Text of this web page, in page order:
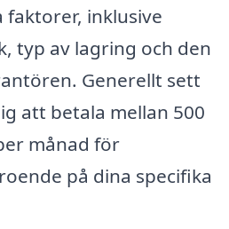
inklusive
typ av lagring och den
Generellt sett
att betala mellan 500
månad för
på dina specifika